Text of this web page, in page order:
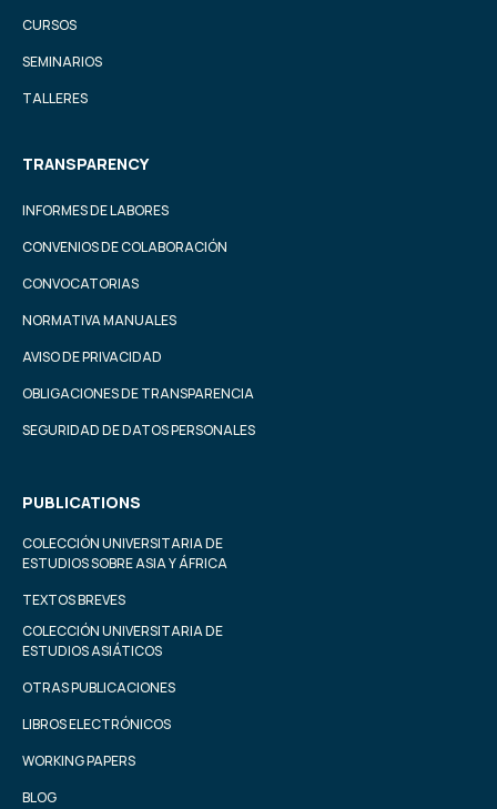
CURSOS
SEMINARIOS
TALLERES
TRANSPARENCY
INFORMES DE LABORES
CONVENIOS DE COLABORACIÓN
CONVOCATORIAS
NORMATIVA MANUALES
AVISO DE PRIVACIDAD
OBLIGACIONES DE TRANSPARENCIA
SEGURIDAD DE DATOS PERSONALES
PUBLICATIONS
COLECCIÓN UNIVERSITARIA DE
ESTUDIOS SOBRE ASIA Y ÁFRICA
TEXTOS BREVES
COLECCIÓN UNIVERSITARIA DE
ESTUDIOS ASIÁTICOS
OTRAS PUBLICACIONES
LIBROS ELECTRÓNICOS
WORKING PAPERS
BLOG